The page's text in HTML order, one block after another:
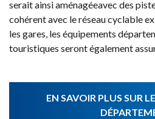
serait ainsi aménagéeavec des
cohérent avec le réseau cyclable
les gares, les équipements
touristiques seront également
EN SAVOIR PLUS SUR